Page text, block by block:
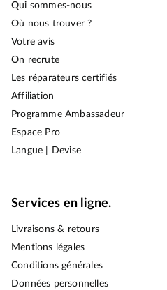
Qui sommes-nous
Où nous trouver ?
Votre avis
On recrute
Les réparateurs certifiés
Affiliation
Programme Ambassadeur
Espace Pro
Langue | Devise
Services en ligne.
Livraisons & retours
Mentions légales
Conditions générales
Données personnelles